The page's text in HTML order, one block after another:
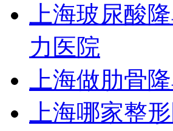
上海玻尿酸
力医院
上海做肋骨
上海哪家整